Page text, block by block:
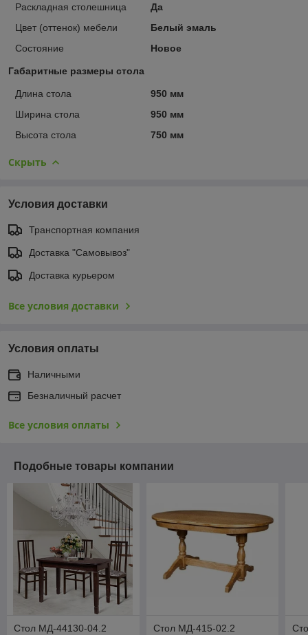
Раскладная столешница
Да
Цвет (оттенок) мебели
Белый эмаль
Состояние
Новое
Габаритные размеры стола
Длина стола
950 мм
Ширина стола
950 мм
Высота стола
750 мм
Скрыть
Условия доставки
Транспортная компания
Доставка "Самовывоз"
Доставка курьером
Все условия доставки
Условия оплаты
Наличными
Безналичный расчет
Все условия оплаты
Подобные товары компании
Стол МД-44130-04.2 Стол МД-415-02.2